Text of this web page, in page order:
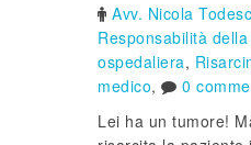
Avv. Nicola
Responsabilità
ospedaliera,
medico,
0
Lei ha un tumore!